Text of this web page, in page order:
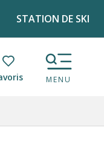
Voir les favoris
STATION DE SKI
MENU